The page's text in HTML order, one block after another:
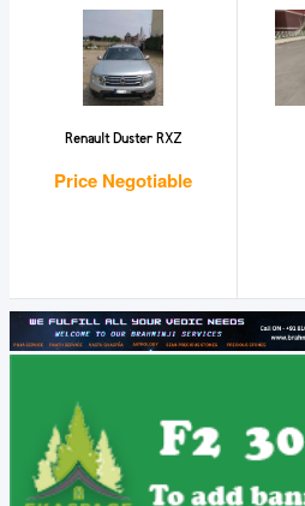
Renault Duster RXZ
Price Negotiable